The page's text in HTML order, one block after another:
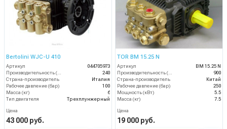
Bertolini WJC-U 410
Артикул
044705973
Производительность (л/ч)
240
Страна-производитель
Италия
Рабочее давление (бар)
100
Масса (кг)
6
Тип двигателя
Трехплунжерный
Цена
43 000 руб.
TOR BM 15.25 N
Артикул
BM 15.25 N
Производительность (л/ч)
900
Страна-производитель
Китай
Рабочее давление (бар)
250
Мощность (кВт)
5.5
Масса (кг)
7.5
Цена
19 000 руб.